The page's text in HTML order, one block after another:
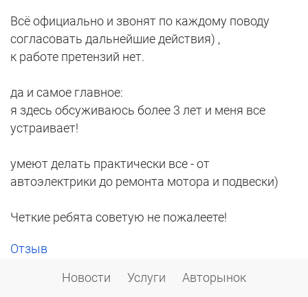
Всё официально и звонят по каждому поводу
согласовать дальнейшие действия) ,
к работе претензий нет.
да и самое главное:
я здесь обсуживаюсь более 3 лет и меня все
устраивает!
умеют делать практически все - от
автоэлектрики до ремонта мотора и подвески)
Четкие ребята советую не пожалеете!
Отзыв
Новости
Услуги Авторынок